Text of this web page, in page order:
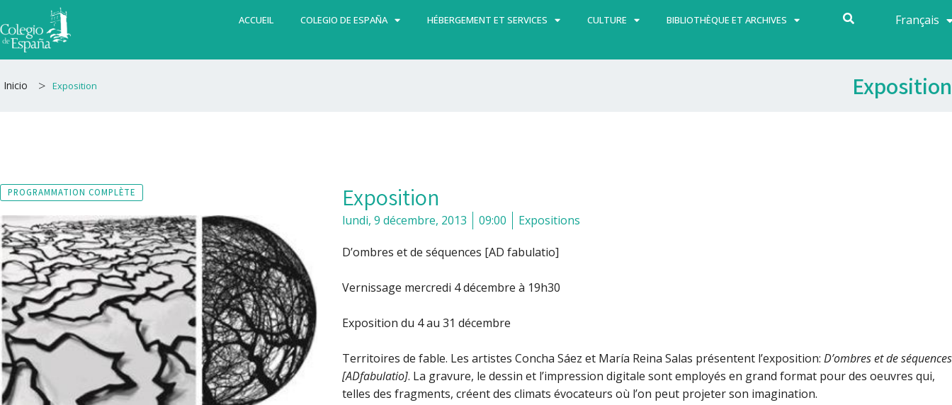
au
contenu
ACCUEIL COLEGIO DE ESPAÑA HÉBERGEMENT ET SERVICES CULTURE BIBLIOTHÈQUE ET ARCHIVES Français
Español
Inicio > Exposition Exposition
PROGRAMMATION COMPLÈTE Exposition
lundi, 9 décembre, 2013 09:00 Expositions
D’ombres et de séquences [AD fabulatio]
Vernissage mercredi 4 décembre à 19h30
Exposition du 4 au 31 décembre
Territoires de fable. Les artistes Concha Sáez et María Reina Salas présentent l’exposition: D’ombres et de séquences
[ADfabulatio]. La gravure, le dessin et l’impression digitale sont employés en grand format pour des oeuvres qui,
telles des fragments, créent des climats évocateurs où l’on peut projeter son imagination.